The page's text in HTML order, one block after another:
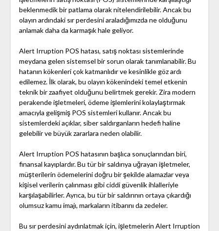
beklenmedik bir patlama olarak nitelendirilebilir. Ancak bu
olayın ardındaki sır perdesini araladığımızda ne olduğunu
anlamak daha da karmaşık hale geliyor.
Alert Irruption POS hatası, satış noktası sistemlerinde
meydana gelen sistemsel bir sorun olarak tanımlanabilir. Bu
hatanın kökenleri çok katmanlıdır ve kesinlikle göz ardı
edilemez. İlk olarak, bu olayın kökenindeki temel etkenin
teknik bir zaafiyet olduğunu belirtmek gerekir. Zira modern
perakende işletmeleri, ödeme işlemlerini kolaylaştırmak
amacıyla gelişmiş POS sistemleri kullanır. Ancak bu
sistemlerdeki açıklar, siber saldırganların hedefi haline
gelebilir ve büyük zararlara neden olabilir.
Alert Irruption POS hatasının başlıca sonuçlarından biri,
finansal kayıplardır. Bu tür bir saldırıya uğrayan işletmeler,
müşterilerin ödemelerini doğru bir şekilde alamazlar veya
kişisel verilerin çalınması gibi ciddi güvenlik ihlalleriyle
karşılaşabilirler. Ayrıca, bu tür bir saldırının ortaya çıkardığı
olumsuz kamu imajı, markaların itibarını da zedeler.
Bu sır perdesini aydınlatmak için, işletmelerin Alert Irruption